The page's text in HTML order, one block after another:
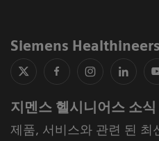
Siemens
지멘스 헬시니어스 소식
제품, 서비스와 관련 된 최